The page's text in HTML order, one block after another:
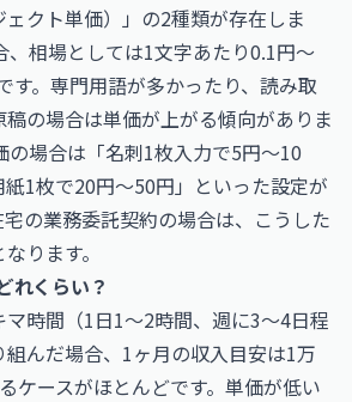
ェクト単価）」の2種類が存在しま
、相場としては1文字あたり0.1円〜
す。専門用語が多かったり、読み取
稿の場合は単価が上がる傾向がありま
の場合は「名刺1枚入力で5円〜10
1枚で20円〜50円」といった設定が
の業務委託契約の場合は、こうした
ります。
れくらい？
時間（1日1〜2時間、週に3〜4日程
んだ場合、1ヶ月の収入目安は1万
ケースがほとんどです。単価が低い